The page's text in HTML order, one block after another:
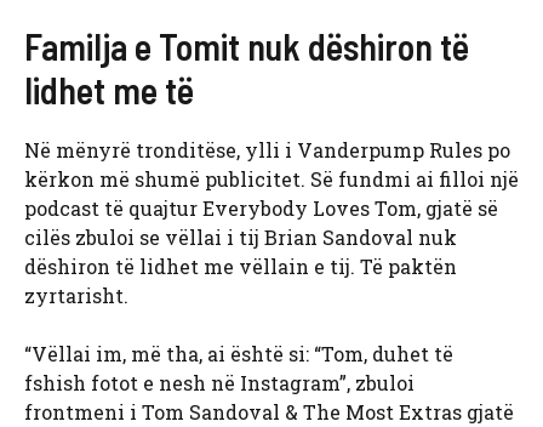
Familja e Tomit nuk dëshiron të
lidhet me të
Në mënyrë tronditëse, ylli i Vanderpump Rules po
kërkon më shumë publicitet. Së fundmi ai filloi një
podcast të quajtur Everybody Loves Tom, gjatë së
cilës zbuloi se vëllai i tij Brian Sandoval nuk
dëshiron të lidhet me vëllain e tij. Të paktën
zyrtarisht.
“Vëllai im, më tha, ai është si: “Tom, duhet të
fshish fotot e nesh në Instagram”, zbuloi
frontmeni i Tom Sandoval & The Most Extras gjatë